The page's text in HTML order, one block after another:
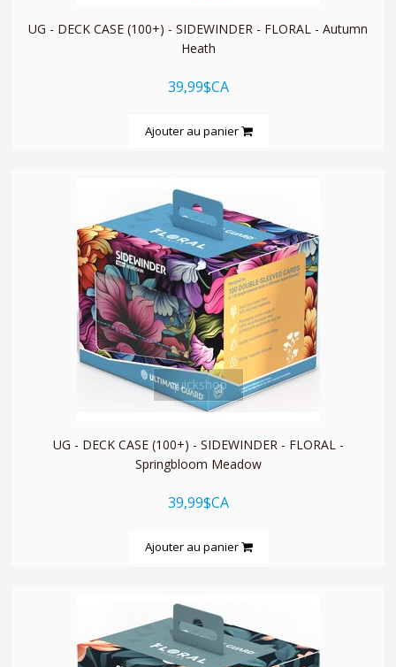
UG - DECK CASE (100+) - SIDEWINDER - FLORAL - Autumn
Heath
39,99$CA
Ajouter au panier
quickshop
UG - DECK CASE (100+) - SIDEWINDER - FLORAL -
Springbloom Meadow
39,99$CA
Ajouter au panier